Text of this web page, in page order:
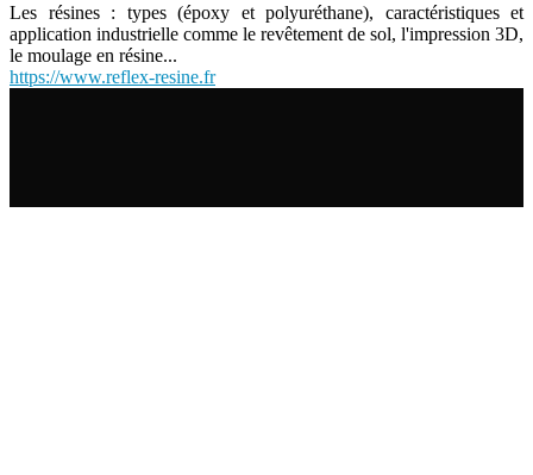
Les résines : types (époxy et polyuréthane), caractéristiques et
application industrielle comme le revêtement de sol, l'impression 3D,
le moulage en résine...
https://www.reflex-resine.fr